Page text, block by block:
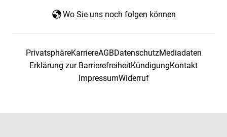
Wo Sie uns noch folgen können
PrivatsphäreKarriereAGBDatenschutzMediadaten
Erklärung zur BarrierefreiheitKündigungKontakt
ImpressumWiderruf